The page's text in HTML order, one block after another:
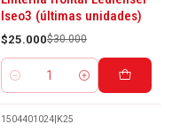
OFF
Iseo3 (últimas unidades)
$25.000$30.000
Cantidad
1504401024 K25